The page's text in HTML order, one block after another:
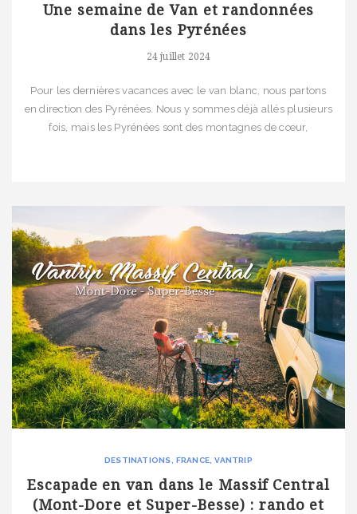
Une semaine de Van et randonnées
dans les Pyrénées
24 juillet 2024
Pour les dernières vacances avec le van blanc, nous partons
en direction des Pyrénées. Nous y sommes déjà allés plusieurs
fois, mais les Pyrénées sont des montagnes de cœur,
DESTINATIONS FRANCE VANTRIP
Escapade en van dans le Massif Central
(Mont-Dore et Super-Besse) : rando et